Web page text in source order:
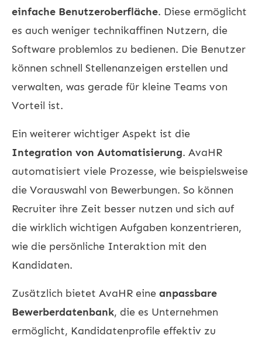
einfache Benutzeroberfläche. Diese ermöglicht
es auch weniger technikaffinen Nutzern, die
Software problemlos zu bedienen. Die Benutzer
können schnell Stellenanzeigen erstellen und
verwalten, was gerade für kleine Teams von
Vorteil ist.
Ein weiterer wichtiger Aspekt ist die
Integration von Automatisierung. AvaHR
automatisiert viele Prozesse, wie beispielsweise
die Vorauswahl von Bewerbungen. So können
Recruiter ihre Zeit besser nutzen und sich auf
die wirklich wichtigen Aufgaben konzentrieren,
wie die persönliche Interaktion mit den
Kandidaten.
Zusätzlich bietet AvaHR eine anpassbare
Bewerberdatenbank, die es Unternehmen
ermöglicht, Kandidatenprofile effektiv zu